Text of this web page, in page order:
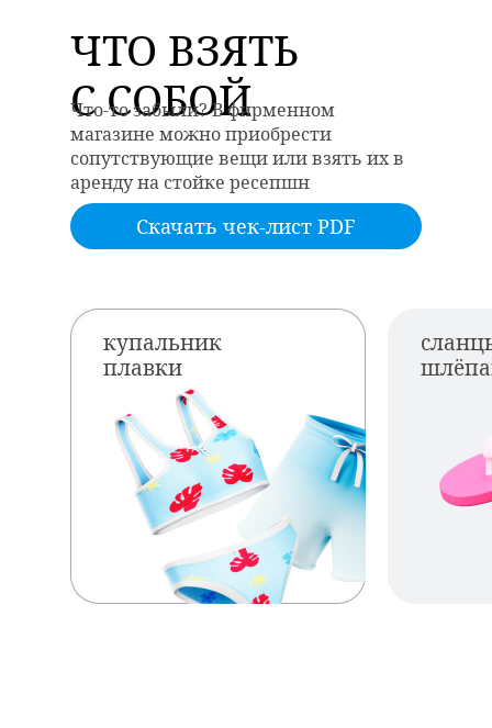
ЧТО ВЗЯТЬ
С СОБОЙ
Что-то забыли? В фирменном
магазине можно приобрести
сопутствующие вещи или взять их в
аренду на стойке ресепшн
Скачать чек-лист PDF
купальник
плавки